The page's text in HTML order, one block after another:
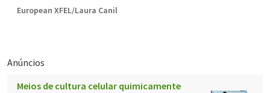
European XFEL/Laura Canil
Anúncios
Meios de cultura celular quimicamente